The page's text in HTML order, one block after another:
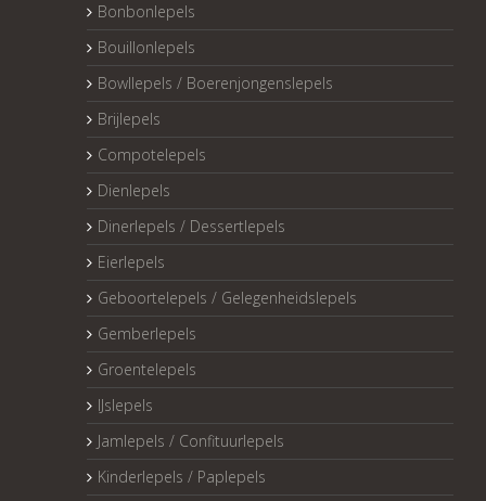
Bonbonlepels
Bouillonlepels
Bowllepels / Boerenjongenslepels
Brijlepels
Compotelepels
Dienlepels
Dinerlepels / Dessertlepels
Eierlepels
Geboortelepels / Gelegenheidslepels
Gemberlepels
Groentelepels
IJslepels
Jamlepels / Confituurlepels
Kinderlepels / Paplepels